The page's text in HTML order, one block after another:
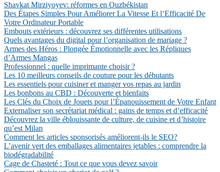
Shavkat Mirziyoyev: réformes en Ouzbékistan
Des Étapes Simples Pour Améliorer La Vitesse Et l’Efficacité De
Votre Ordinateur Portable
Embouts extérieurs : découvrez ses différentes utilisations
Quels avantages du digital pour l’organisation de mariage ?
Armes des Héros : Plongée Émotionnelle avec les Répliques
d’Armes Mangas
Professionnel : quelle imprimante choisir ?
Les 10 meilleurs conseils de couture pour les débutants
Les essentiels pour cuisiner et manger vos repas au jardin
Les bonbons au CBD : Découverte et bienfaits
Les Clés du Choix de Jouets pour l’Épanouissement de Votre Enfant
Externaliser son secrétariat médical : gains de temps et d’efficacité
Découvrez la ville éblouissante de culture, de cuisine et d’histoire
qu’est Milan
Comment les articles sponsorisés améliorent-ils le SEO?
L’avenir vert des emballages alimentaires jetables : comprendre la
biodégradabilité
Cage de Chasteté : Tout ce que vous devez savoir